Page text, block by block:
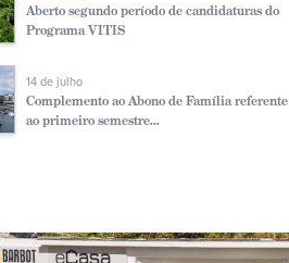
Aberto segundo período de candidaturas do
Programa VITIS
14 de julho
Complemento ao Abono de Família referente
ao primeiro semestre...